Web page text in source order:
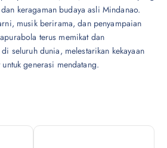
keragaman budaya asli Mindanao.
musik berirama, dan penyampaian
terus memikat dan
seluruh dunia, melestarikan kekayaan
generasi mendatang.